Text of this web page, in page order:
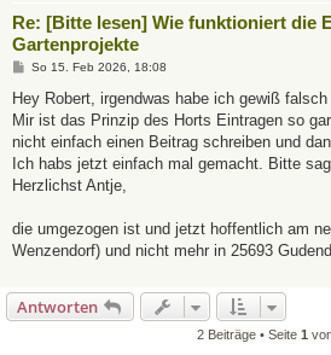
Re: [Bitte lesen] Wie funktioniert die
Gartenprojekte
B
i
r
a
So 15. Feb 2026, 18:08
Hey Robert, irgendwas habe ich gewiß
Mir ist das Prinzip des Horts Eintragen so
nicht einfach einen Beitrag schreiben und
Ich habs jetzt einfach mal gemacht. Bitte
Herzlichst Antje,
die umgezogen ist und jetzt hoffentlich am
Wenzendorf) und nicht mehr in 25693
Antworten
2 Beiträge • Seite 1